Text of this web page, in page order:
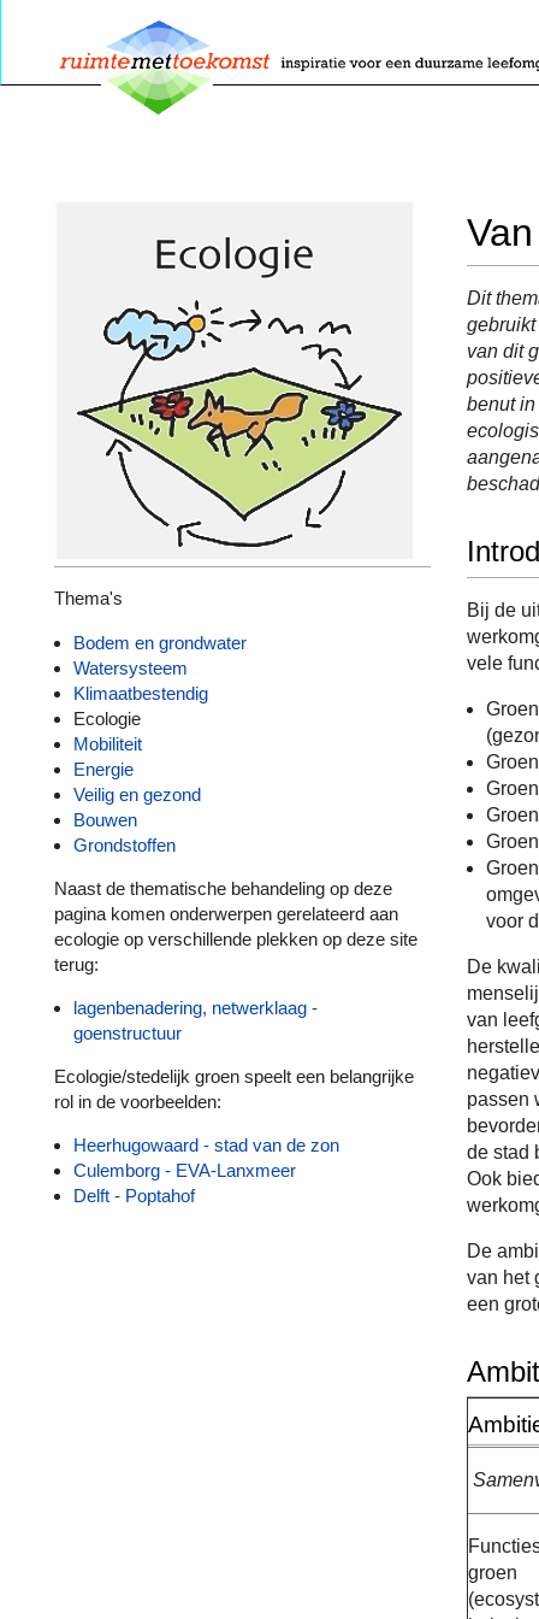
Thema's
Bodem en grondwater
Watersysteem
Klimaatbestendig
Ecologie
Mobiliteit
Energie
Veilig en gezond
Bouwen
Grondstoffen
Naast de thematische behandeling op deze
pagina komen onderwerpen gerelateerd aan
ecologie op verschillende plekken op deze site
terug:
lagenbenadering, netwerklaag -
goenstructuur
Ecologie/stedelijk groen speelt een belangrijke
rol in de voorbeelden:
Heerhugowaard - stad van de zon
Culemborg - EVA-Lanxmeer
Delft - Poptahof
Dit
van dit
benut in
Bij de
vele
voor
De
van
passen
de stad
Ook
De
van het
een
groen